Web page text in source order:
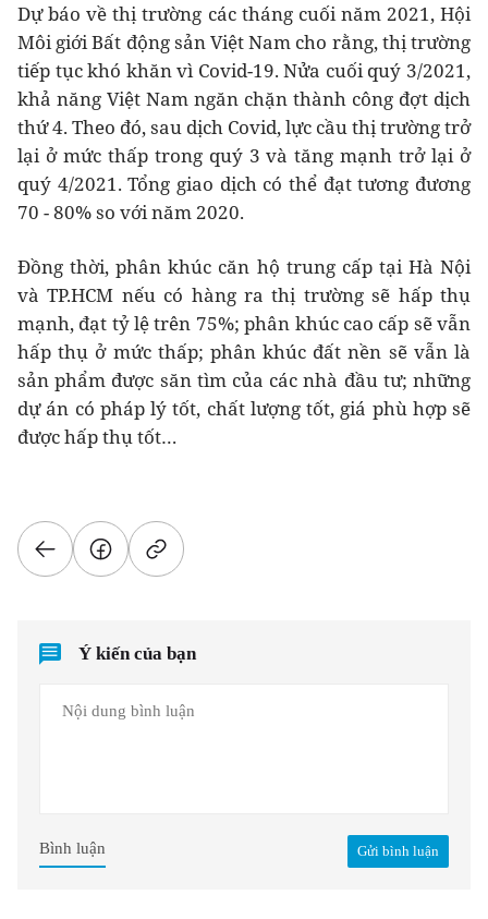
Dự báo về thị trường các tháng cuối năm 2021, Hội
Môi giới Bất động sản Việt Nam cho rằng, thị trường
tiếp tục khó khăn vì Covid-19. Nửa cuối quý 3/2021,
khả năng Việt Nam ngăn chặn thành công đợt dịch
thứ 4. Theo đó, sau dịch Covid, lực cầu thị trường trở
lại ở mức thấp trong quý 3 và tăng mạnh trở lại ở
quý 4/2021. Tổng giao dịch có thể đạt tương đương
70 - 80% so với năm 2020.
Đồng thời, phân khúc căn hộ trung cấp tại Hà Nội
và TP.HCM nếu có hàng ra thị trường sẽ hấp thụ
mạnh, đạt tỷ lệ trên 75%; phân khúc cao cấp sẽ vẫn
hấp thụ ở mức thấp; phân khúc đất nền sẽ vẫn là
sản phẩm được săn tìm của các nhà đầu tư; những
dự án có pháp lý tốt, chất lượng tốt, giá phù hợp sẽ
được hấp thụ tốt…
Ý kiến của bạn
Gửi bình luận
Bình luận